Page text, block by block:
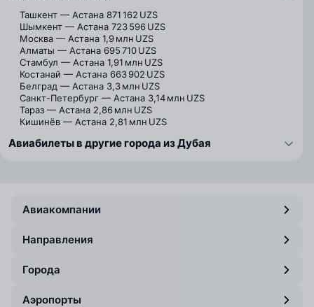
Ташкент — Астана 871 162 UZS
Шымкент — Астана 723 596 UZS
Москва — Астана 1,9 млн UZS
Алматы — Астана 695 710 UZS
Стамбул — Астана 1,91 млн UZS
Костанай — Астана 663 902 UZS
Белград — Астана 3,3 млн UZS
Санкт-Петербург — Астана 3,14 млн UZS
Тараз — Астана 2,86 млн UZS
Кишинёв — Астана 2,81 млн UZS
Авиабилеты в другие города из Дубая
Авиакомпании
Направления
Города
Аэропорты